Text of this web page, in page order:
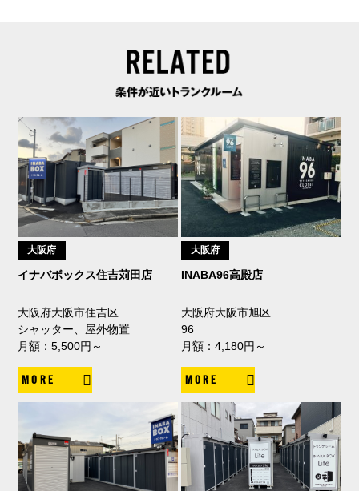
大阪府
イナバボックス住吉苅田店
大阪府大阪市住吉区
シャッター、屋外物置
月額：5,500円～
MORE
大阪府
INABA96高殿店
大阪府大阪市旭区
96
月額：4,180円～
MORE